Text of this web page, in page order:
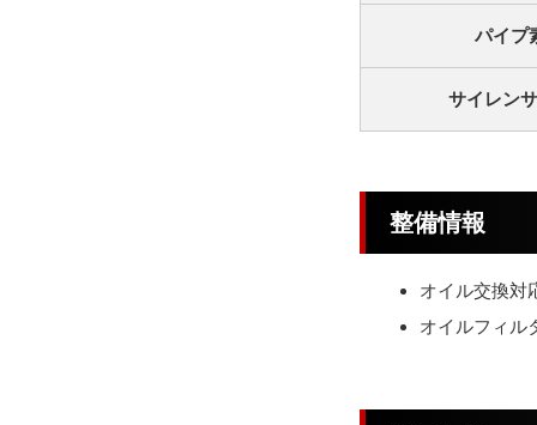
パイプ
サイレン
整備情報
オイル交換対
オイルフィル